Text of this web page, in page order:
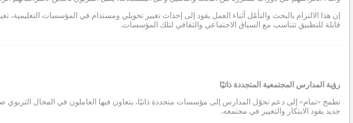
إن هذا الالتزام بالبحث والتأمّل أثناء العمل يقود إلى إحداث تغيير تحويلي ومستدام في المؤسسات
قابلة للتطبيق تتناسب مع السياق الاجتماعي والثقافي لتلك المؤسسات.
رؤية المدارس المجتمعية المتجددة ذاتيًا
تطمح «تمام» إلى دعم تحوّل المدارس إلى مؤسسات متجددة ذاتيًا، يتعاون فيها العاملون في المجال
جديد يقود الابتكار والتغيير في مجتمعه.